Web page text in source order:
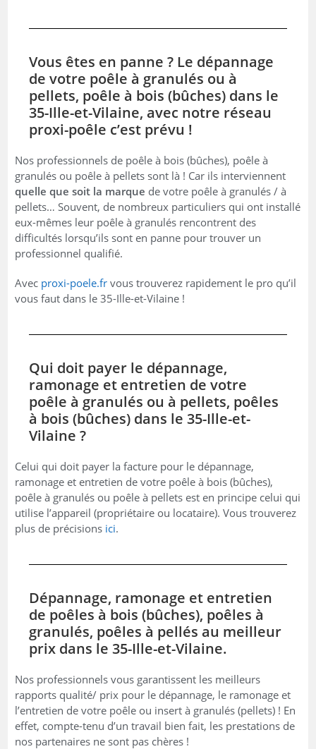
Vous êtes en panne ? Le dépannage
de votre poêle à granulés ou à
pellets, poêle à bois (bûches) dans le
35-Ille-et-Vilaine, avec notre réseau
proxi-poêle c’est prévu !
Nos professionnels de poêle à bois (bûches), poêle à
granulés ou poêle à pellets sont là ! Car ils interviennent
quelle que soit la marque de votre poêle à granulés / à
pellets… Souvent, de nombreux particuliers qui ont installé
eux-mêmes leur poêle à granulés rencontrent des
difficultés lorsqu’ils sont en panne pour trouver un
professionnel qualifié.
Avec proxi-poele.fr vous trouverez rapidement le pro qu’il
vous faut dans le 35-Ille-et-Vilaine !
Qui doit payer le dépannage,
ramonage et entretien de votre
poêle à granulés ou à pellets, poêles
à bois (bûches) dans le 35-Ille-et-
Vilaine ?
Celui qui doit payer la facture pour le dépannage,
ramonage et entretien de votre poêle à bois (bûches),
poêle à granulés ou poêle à pellets est en principe celui qui
utilise l’appareil (propriétaire ou locataire). Vous trouverez
plus de précisions ici.
Dépannage, ramonage et entretien
de poêles à bois (bûches), poêles à
granulés, poêles à pellés au meilleur
prix dans le 35-Ille-et-Vilaine.
Nos professionnels vous garantissent les meilleurs
rapports qualité/ prix pour le dépannage, le ramonage et
l’entretien de votre poêle ou insert à granulés (pellets) ! En
effet, compte-tenu d’un travail bien fait, les prestations de
nos partenaires ne sont pas chères !